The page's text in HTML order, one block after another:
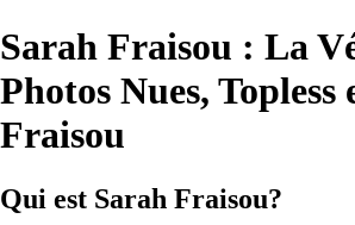
Sarah Fraisou : La
Photos Nues, Topless
Fraisou
Qui est Sarah Fraisou?